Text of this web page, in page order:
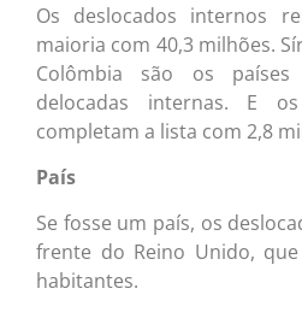
Os deslocados internos
maioria com 40,3 milhões.
Colômbia são os
delocadas internas. E
completam a lista com 2,8
País
Se fosse um país, os
frente do Reino Unido,
habitantes.